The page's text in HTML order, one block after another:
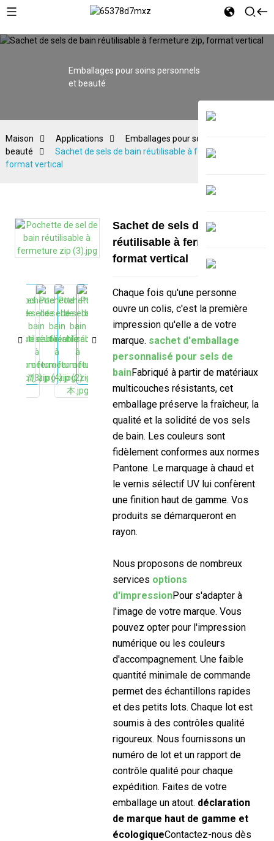
Emballages pour soins personnels
et beauté
Maison Applications
Emballages pour soins personnels et
beauté
Sachet de sels de bain réutilisable à fermeture zip,
format vertical
Sachet de sels de bain
réutilisable à fermeture zip,
format vertical
Chaque fois qu'une personne
ouvre un colis, c'est la première
impression qu'elle a de votre
marque. sachet d'emballage
personnalisé pour sels de
bainFabriqué à partir de matériaux
multicouches résistants, cet
emballage préserve la fraîcheur, la
qualité et la solidité de vos sels
de bain. Les couleurs sont
fidèlement conformes aux normes
Pantone. Le marquage à chaud et
le vernis sélectif UV lui confèrent
une finition haut de gamme. Vos
produits se démarqueront en
rayon.
Nous proposons de nombreux
services options
d'impressionPour s'adapter à
l'image de votre marque. Vous
pouvez opter pour l'impression
numérique ou les couleurs
d'accompagnement. Une faible
quantité minimale de commande
permet des échantillons rapides
et des petits lots. Chaque lot est
soumis à des contrôles qualité
rigoureux. Nous fournissons un
numéro de lot et un rapport de
contrôle qualité pour chaque
expédition. Faites de votre
emballage un atout. déclaration
de marque haut de gamme et
écologiqueContactez-nous dès